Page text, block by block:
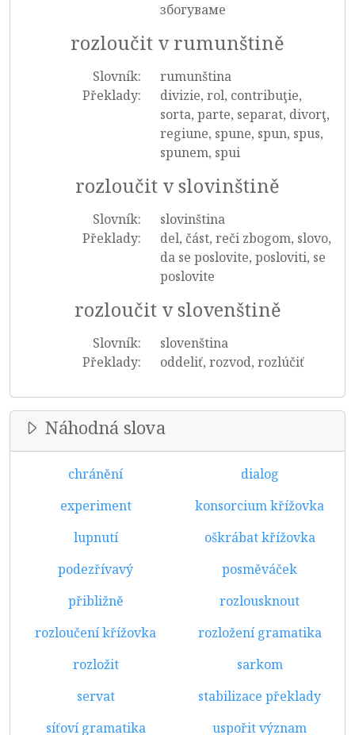
збогуваме
rozloučit v rumunštině
Slovník:
rumunština
Překlady:
divizie, rol, contribuţie,
sorta, parte, separat, divorţ,
regiune, spune, spun, spus,
spunem, spui
rozloučit v slovinštině
Slovník:
slovinština
Překlady:
del, část, reči zbogom, slovo,
da se poslovite, posloviti, se
poslovite
rozloučit v slovenštině
Slovník:
slovenština
Překlady:
oddeliť, rozvod, rozlúčiť
Náhodná slova
chránění
dialog
experiment
konsorcium křížovka
lupnutí
oškrábat křížovka
podezřívavý
posměváček
přibližně
rozlousknout
rozloučení křížovka
rozložení gramatika
rozložit
sarkom
servat
stabilizace překlady
síťoví gramatika
uspořit význam